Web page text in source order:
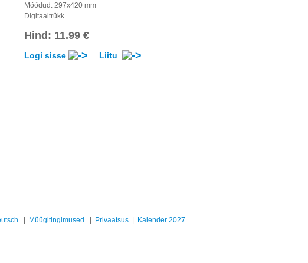
Mõõdud: 297x420 mm
Digitaaltrükk
Hind: 11.99 €
Logi sisse Liitu
Müügitingimused Privaatsus Kalender 2027